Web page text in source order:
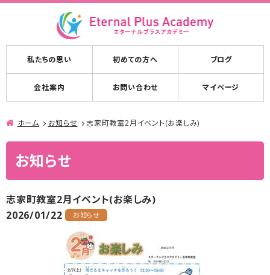
私たちの思い 初めての方へ ブログ
会社案内 お問い合わせ マイページ
ホーム お知らせ 志家町教室2月イベント(お楽しみ)
お知らせ
志家町教室2月イベント(お楽しみ)
2026/01/22
お知らせ